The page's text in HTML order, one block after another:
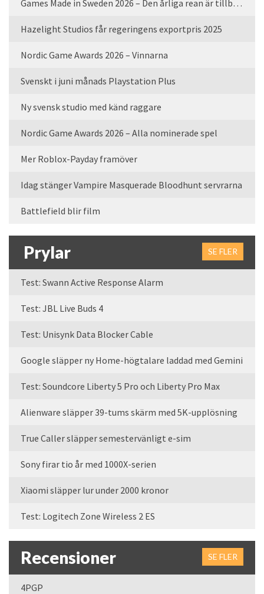
Games Made in Sweden 2026 – Den årliga rean är tillbaka
Hazelight Studios får regeringens exportpris 2025
Nordic Game Awards 2026 – Vinnarna
Svenskt i juni månads Playstation Plus
Ny svensk studio med känd raggare
Nordic Game Awards 2026 – Alla nominerade spel
Mer Roblox-Payday framöver
Idag stänger Vampire Masquerade Bloodhunt servrarna
Battlefield blir film
Prylar SE FLER
Test: Swann Active Response Alarm
Test: JBL Live Buds 4
Test: Unisynk Data Blocker Cable
Google släpper ny Home-högtalare laddad med Gemini
Test: Soundcore Liberty 5 Pro och Liberty Pro Max
Alienware släpper 39-tums skärm med 5K-upplösning
True Caller släpper semestervänligt e-sim
Sony firar tio år med 1000X-serien
Xiaomi släpper lur under 2000 kronor
Test: Logitech Zone Wireless 2 ES
Recensioner SE FLER
4PGP